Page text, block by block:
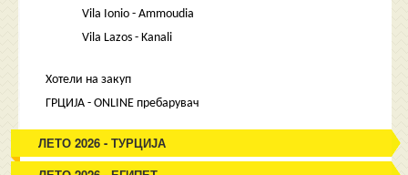
Vila Ionio - Ammoudia
Vila Lazos - Kanali
Хотели на закуп
ГРЦИЈА - ONLINE пребарувач
ЛЕТО 2026 - ТУРЦИЈА